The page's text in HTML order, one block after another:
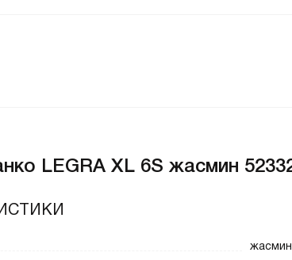
LEGRA XL 6S жасмин
жасмин